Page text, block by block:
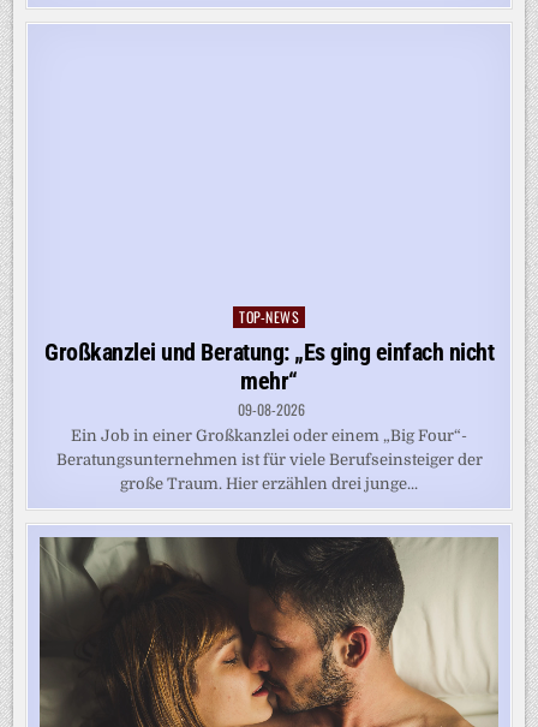
Posted
TOP-NEWS
Großkanzlei und Beratung: „Es ging einfach nicht
mehr“
09-08-2026
Ein Job in einer Großkanzlei oder einem „Big Four“-
Beratungsunternehmen ist für viele Berufseinsteiger der
große Traum. Hier erzählen drei junge...